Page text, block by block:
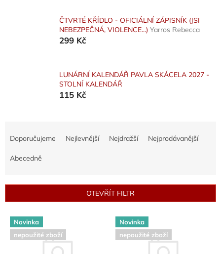
ČTVRTÉ KŘÍDLO - OFICIÁLNÍ ZÁPISNÍK (JSI
NEBEZPEČNÁ, VIOLENCE...) Yarros Rebecca
299 Kč
LUNÁRNÍ KALENDÁŘ PAVLA SKÁCELA 2027 -
STOLNÍ KALENDÁŘ
115 Kč
r
d
Doporučujeme Nejlevnější Nejdražší Nejprodávanější
Abecedně
OTEVŘÍT FILTR
V
p
Novinka
nepoužité zboží
Novinka
nepoužité zboží